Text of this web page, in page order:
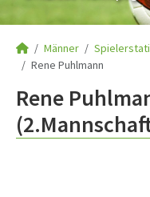
Männer
Rene Puhlmann
Rene